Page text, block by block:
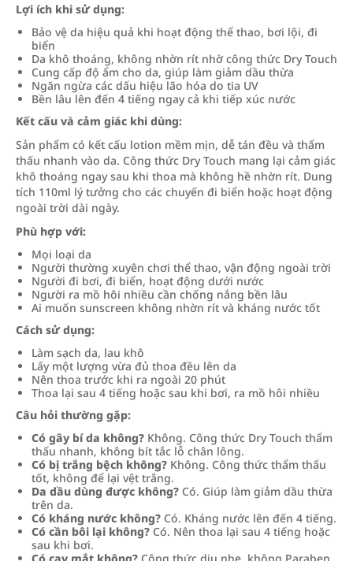
Lợi ích khi sử dụng:
Bảo vệ da hiệu quả khi hoạt động thể thao, bơi lội, đi
biển
Da khô thoáng, không nhờn rít nhờ công thức Dry Touch
Cung cấp độ ẩm cho da, giúp làm giảm dầu thừa
Ngăn ngừa các dấu hiệu lão hóa do tia UV
Bền lâu lên đến 4 tiếng ngay cả khi tiếp xúc nước
Kết cấu và cảm giác khi dùng:
Sản phẩm có kết cấu lotion mềm mịn, dễ tán đều và thẩm
thấu nhanh vào da. Công thức Dry Touch mang lại cảm giác
khô thoáng ngay sau khi thoa mà không hề nhờn rít. Dung
tích 110ml lý tưởng cho các chuyến đi biển hoặc hoạt động
ngoài trời dài ngày.
Phù hợp với:
Mọi loại da
Người thường xuyên chơi thể thao, vận động ngoài trời
Người đi bơi, đi biển, hoạt động dưới nước
Người ra mồ hôi nhiều cần chống nắng bền lâu
Ai muốn sunscreen không nhờn rít và kháng nước tốt
Cách sử dụng:
Làm sạch da, lau khô
Lấy một lượng vừa đủ thoa đều lên da
Nên thoa trước khi ra ngoài 20 phút
Thoa lại sau 4 tiếng hoặc sau khi bơi, ra mồ hôi nhiều
Câu hỏi thường gặp:
Có gây bí da không? Không. Công thức Dry Touch thẩm
thấu nhanh, không bít tắc lỗ chân lông.
Có bị trắng bệch không? Không. Công thức thẩm thấu
tốt, không để lại vệt trắng.
Da dầu dùng được không? Có. Giúp làm giảm dầu thừa
trên da.
Có kháng nước không? Có. Kháng nước lên đến 4 tiếng.
Có cần bôi lại không? Có. Nên thoa lại sau 4 tiếng hoặc
sau khi bơi.